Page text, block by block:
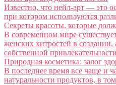
Известно, что нейл-арт — это
при котором используются
Секреты красоты, которые
В современном мире
женских хитростей в
собственной
Природная косметика: залог
В последнее время все чаще и
натуральности продуктов, в